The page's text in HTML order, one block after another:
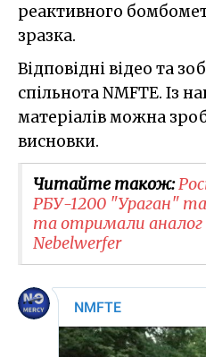
реактивного
зразка.
Відповідні відео та
спільнота NMFTE. Із
матеріалів можна
висновки.
Читайте також:
РБУ-1200 "Ураган"
та отримали аналог
Nebelwerfer